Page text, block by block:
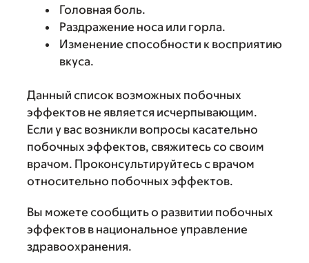
Головная боль.
Раздражение носа или горла.
Изменение способности к восприятию
вкуса.
Данный список возможных побочных
эффектов не является исчерпывающим.
Если у вас возникли вопросы касательно
побочных эффектов, свяжитесь со своим
врачом. Проконсультируйтесь с врачом
относительно побочных эффектов.
Вы можете сообщить о развитии побочных
эффектов в национальное управление
здравоохранения.